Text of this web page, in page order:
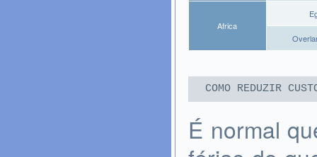
Africa
COMO REDUZIR
É normal